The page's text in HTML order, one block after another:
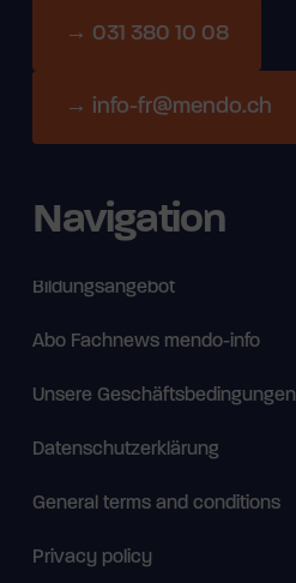
→ 031 380 10 08
→ info-fr@mendo.ch
Navigation
Bildungsangebot
Abo Fachnews mendo-info
Unsere Geschäftsbedingungen
Datenschutzerklärung
General terms and conditions
Privacy policy